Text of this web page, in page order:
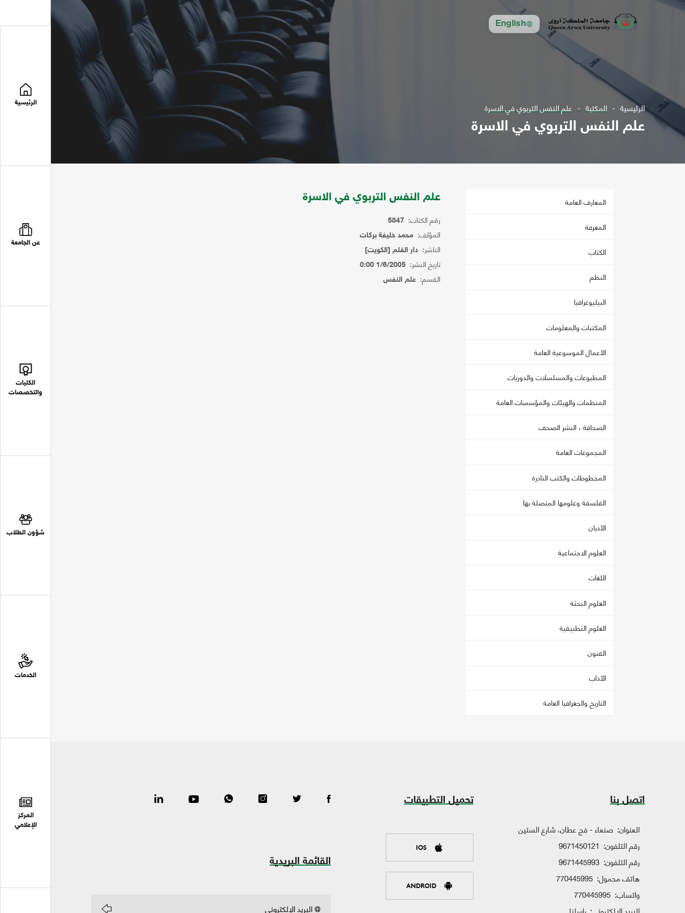
English
الرئيسية
عن الجامعة
الكليات
والتخصصات
شؤون الطلاب
الخدمات
المركز
الإعلامي
الرئيسية المكتبة علم النفس التربوي في الاسرة
علم النفس التربوي في الاسرة
المعارف العامة
المعرفة
الكتاب
النظم
البيليوغرافيا
المكتبات والمعلومات
الأعمال الموسوعية العامة
المطبوعات والمسلسلات والدوريات
المنظمات والهيئات والمؤسسات العامة
الصحافة ، النشر الصحف
المجموعات العامة
المخطوطات والكتب النادرة
الفلسفة وعلومها المتصلة بها
الأديان
العلوم الاجتماعية
اللغات
العلوم البحثة
العلوم التطبيقية
الفنون
الآداب
التاريخ والجغرافيا العامة
علم النفس التربوي في الاسرة
رقم الكتاب: 5847
المؤلف: محمد خليفة بركات
الناشر: دار القلم [الكويت]
تاريخ النشر: 1/6/2005 0:00
القسم: علم النفس
اتصل بنا
العنوان: صنعاء - فج عطان، شارع الستين
رقم التلفون: 9671450121
رقم التلفون: 9671445993
هاتف محمول: 770445995
واتساب: 770445995
تحميل التطبيقات
IOS
ANDROID
القائمة البريدية